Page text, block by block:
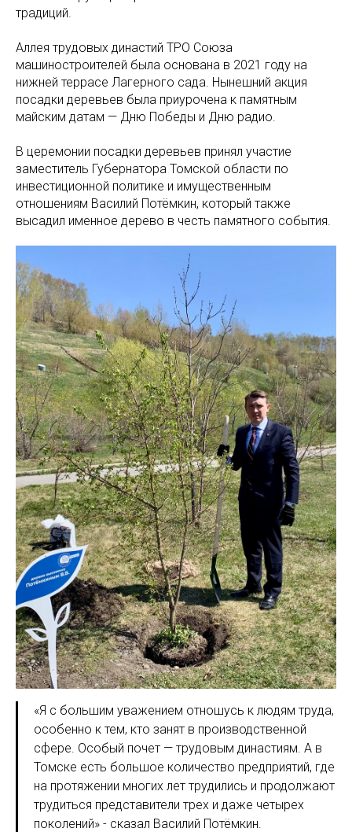
традиций.
Аллея трудовых династий ТРО Союза
машиностроителей была основана в 2021 году на
нижней террасе Лагерного сада. Нынешний акция
посадки деревьев была приурочена к памятным
майским датам — Дню Победы и Дню радио.
В церемонии посадки деревьев принял участие
заместитель Губернатора Томской области по
инвестиционной политике и имущественным
отношениям Василий Потёмкин, который также
высадил именное дерево в честь памятного события.
«Я с большим уважением отношусь к людям труда,
особенно к тем, кто занят в производственной
сфере. Особый почет — трудовым династиям. А в
Томске есть большое количество предприятий, где
на протяжении многих лет трудились и продолжают
трудиться представители трех и даже четырех
поколений» - сказал Василий Потёмкин.